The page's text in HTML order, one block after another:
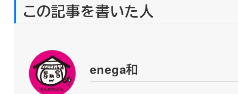
この記事を書いた人
enega和